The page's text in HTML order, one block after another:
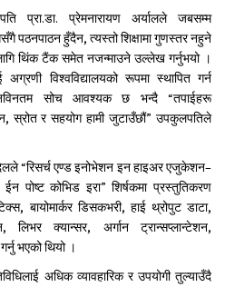
प्रा.डा. प्रेमनारायण अर्यालले जबसम्म
पठनपाठन हुँदैन, त्यस्तो शिक्षामा गुणस्तर नहुने
थिंक टैंक समेत नजन्माउने उल्लेख गर्नुभयो ।
अग्रणी विश्वविद्यालयको रूपमा स्थापित गर्न
सोच आवश्यक छ भन्दै “तपाईहरू
स्रोत र सहयोग हामी जुटाउँछौं” उपकुलपतिले
“रिसर्च एण्ड इनोभेशन इन हाइअर एजुकेशन–
पोष्ट कोभिड इरा” शिर्षकमा प्रस्तुतिकरण
बायोमार्कर डिसकभरी, हाई थ्रोपुट डाटा,
लिभर क्यान्सर, अर्गान ट्रान्सप्लान्टेशन,
भएको थियो ।
अधिक व्यावहारिक र उपयोगी तुल्याउँदै